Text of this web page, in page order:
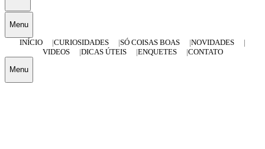
Menu
INÍCIO
CURIOSIDADES SÓ COISAS BOAS
NOVIDADES
VIDEOS
DICAS ÚTEIS ENQUETES CONTATO
Menu